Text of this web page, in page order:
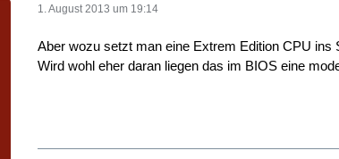
1. August 2013 um 19:14
Aber wozu setzt man eine Extrem Edition CPU ins
Wird wohl eher daran liegen das im BIOS eine